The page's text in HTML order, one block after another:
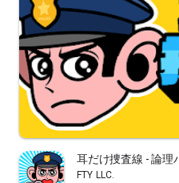
耳だけ捜査線 - 論理
FTY LLC.